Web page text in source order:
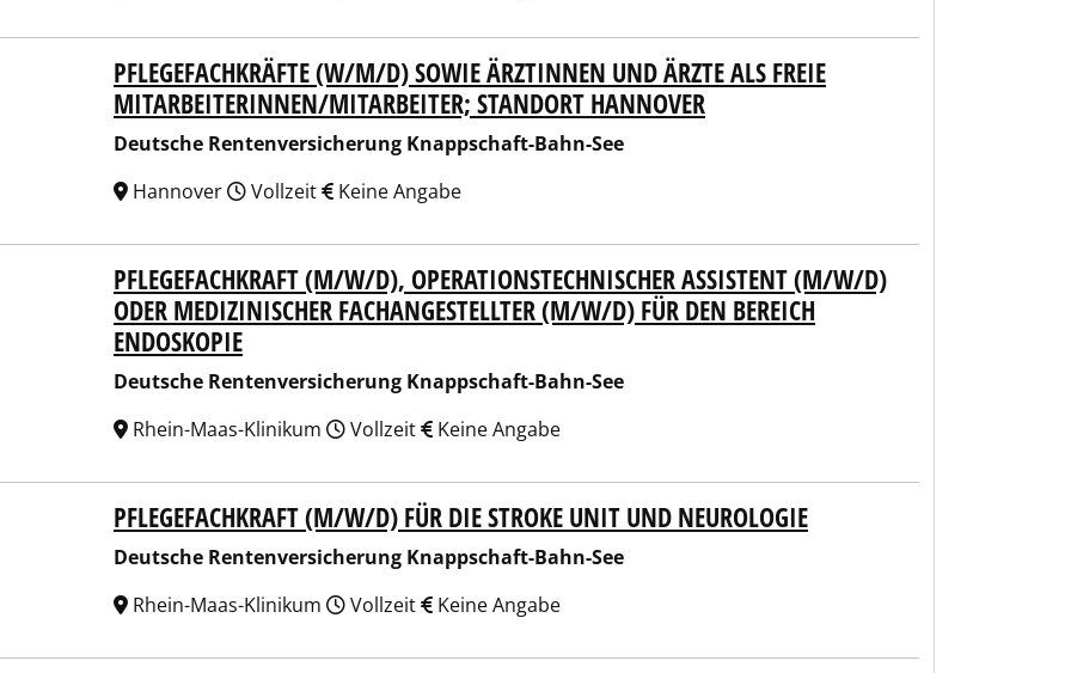
Rentenversicherung Knappschaft-Bahn-See
PFLEGEFACHKRÄFTE (W/M/D) SOWIE ÄRZTINNEN UND ÄRZTE ALS FREIE
MITARBEITERINNEN/MITARBEITER; STANDORT HANNOVER
Deutsche Rentenversicherung Knappschaft-Bahn-See
Hannover
Vollzeit Keine Angabe
Rentenversicherung Knappschaft-Bahn-See
PFLEGEFACHKRAFT (M/W/D), OPERATIONSTECHNISCHER ASSISTENT (M/W/D)
ODER MEDIZINISCHER FACHANGESTELLTER (M/W/D) FÜR DEN BEREICH
ENDOSKOPIE
Deutsche Rentenversicherung Knappschaft-Bahn-See
Rhein-Maas-Klinikum
Vollzeit Keine Angabe
Rentenversicherung Knappschaft-Bahn-See
PFLEGEFACHKRAFT (M/W/D) FÜR DIE STROKE UNIT UND NEUROLOGIE
Deutsche Rentenversicherung Knappschaft-Bahn-See
Rhein-Maas-Klinikum
Vollzeit Keine Angabe